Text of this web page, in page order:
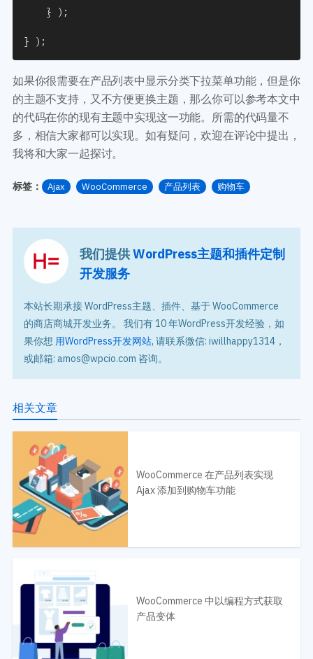
} ) ;
} ) ;
如果你很需要在产品列表中显示分类下拉菜单功能，但是你
的主题不支持，又不方便更换主题，那么你可以参考本文中
的代码在你的现有主题中实现这一功能。所需的代码量不
多，相信大家都可以实现。如有疑问，欢迎在评论中提出，
我将和大家一起探讨。
标签： Ajax WooCommerce 产品列表 购物车
我们提供WordPress主题和插件定制
开发服务
本站长期承接 WordPress主题、插件、基于 WooCommerce
的商店商城开发业务。 我们有 10 年WordPress开发经验，如
果你想 用WordPress开发网站, 请联系微信: iwillhappy1314，
或邮箱: amos@wpcio.com 咨询。
相关文章
WooCommerce 在产品列表实现
Ajax 添加到购物车功能
WooCommerce 中以编程方式获取
产品变体